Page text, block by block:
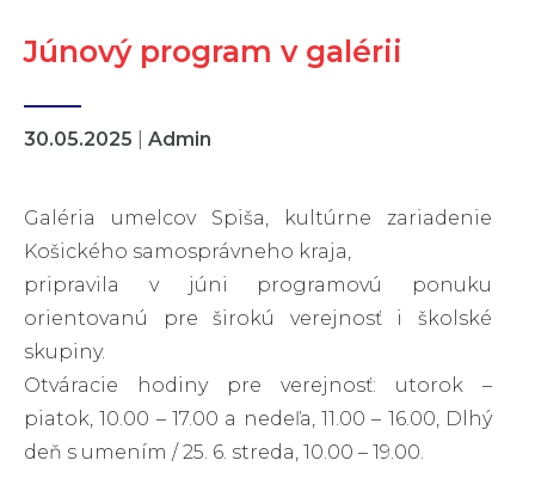
Júnový program v galérii
30.05.2025 Admin
Galéria umelcov Spiša, kultúrne zariadenie
Košického samosprávneho kraja,
pripravila v júni programovú ponuku
orientovanú pre širokú verejnosť i školské
skupiny.
Otváracie hodiny pre verejnosť: utorok –
piatok, 10.00 – 17.00 a nedeľa, 11.00 – 16.00, Dlhý
deň s umením / 25. 6. streda, 10.00 – 19.00.